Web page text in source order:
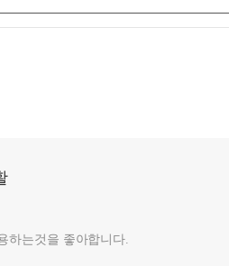
하는것을 좋아합니다.